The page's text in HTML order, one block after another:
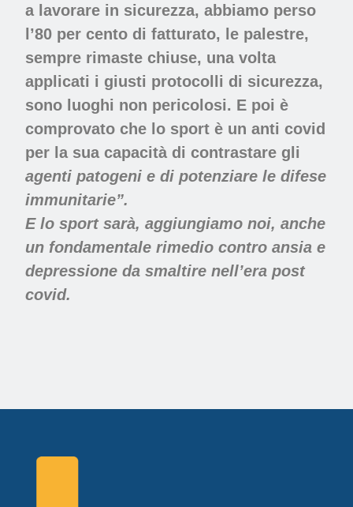
a lavorare in sicurezza, abbiamo perso
l’80 per cento di fatturato, le palestre,
sempre rimaste chiuse, una volta
applicati i giusti protocolli di sicurezza,
sono luoghi non pericolosi. E poi è
comprovato che lo sport è un anti covid
per la suacapacità di contrastare gli
agenti patogeni e di potenziare le difese
immunitarie”.
E lo sport sarà, aggiungiamo noi, anche
un fondamentale rimedio contro ansia e
depressione da smaltire nell’era post
covid.